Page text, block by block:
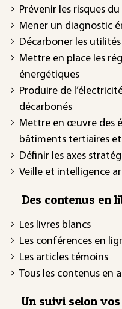
Prévenir les risques
Mener un diagnostic
Décarboner les
Mettre en place les
énergétiques
Produire de
décarbonés
Mettre en œuvre des
bâtiments tertiaires
Définir les axes
Veille et intelligence
Des contenus en
Les livres blancs
Les conférences en
Les articles témoins
Tous les contenus en
Un suivi selon